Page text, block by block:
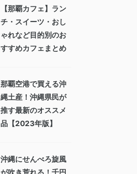
【那覇カフェ】ラン
チ・スイーツ・おし
ゃれなど目的別のお
すすめカフェまとめ
那覇空港で買える沖
縄土産！沖縄県民が
推す最新のオススメ
品【2023年版】
沖縄にせんべろ旋風